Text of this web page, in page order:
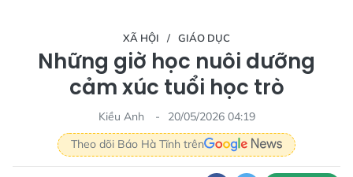
XÃ HỘI GIÁO DỤC
Những giờ học nuôi dưỡng
cảm xúc tuổi học trò
Kiều Anh
20/05/2026 04:19
Theo dõi Báo Hà Tĩnh trên